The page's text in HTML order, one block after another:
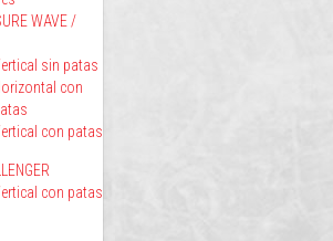
WAVE /
sin patas
con
con patas
con patas